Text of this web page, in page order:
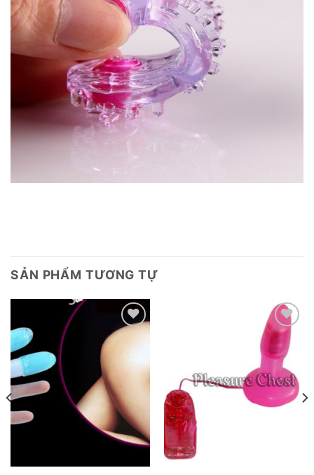
SẢN PHẨM TƯƠNG TỰ
wishlist
Add to
wishlist